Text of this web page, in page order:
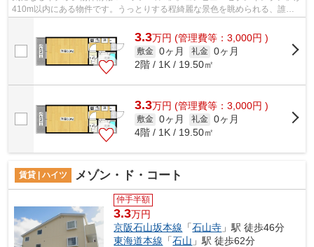
410m以内にある物件です。うっとりする程綺麗な景色を眺められる、誰も
が憧れる物件です。陽当たりが良く、...
3.3万円 (管理費等：3,000円 )
敷金 0ヶ月 礼金 0ヶ月
2階 / 1K / 19.50㎡
3.3万円 (管理費等：3,000円 )
敷金 0ヶ月 礼金 0ヶ月
4階 / 1K / 19.50㎡
賃貸 | ハイツ メゾン・ド・コート
仲手半額
3.3万円
京阪石山坂本線 「石山寺 」駅 徒歩46分
東海道本線 「石山 」駅 徒歩62分